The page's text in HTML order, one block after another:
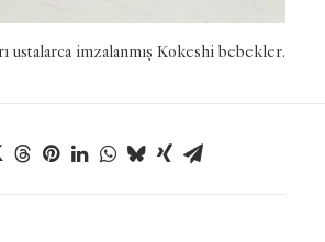
ustalarca imzalanmış Kokeshi bebekler.